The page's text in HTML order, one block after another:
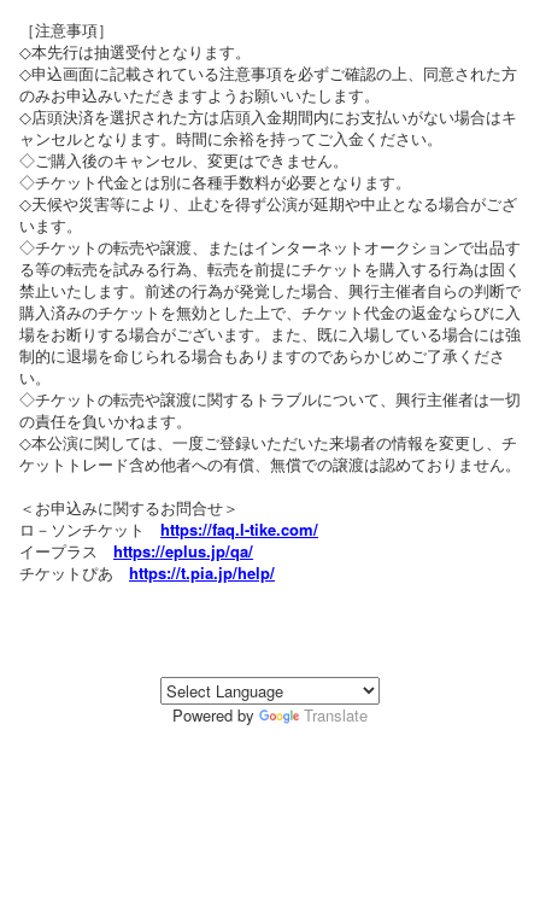
［注意事項］
◇本先行は抽選受付となります。
◇申込画面に記載されている注意事項を必ずご確認の上、同意された方
のみお申込みいただきますようお願いいたします。
◇店頭決済を選択された方は店頭入金期間内にお支払いがない場合はキ
ャンセルとなります。時間に余裕を持ってご入金ください。
◇ご購入後のキャンセル、変更はできません。
◇チケット代金とは別に各種手数料が必要となります。
◇天候や災害等により、止むを得ず公演が延期や中止となる場合がござ
います。
◇チケットの転売や譲渡、またはインターネットオークションで出品す
る等の転売を試みる行為、転売を前提にチケットを購入する行為は固く
禁止いたします。前述の行為が発覚した場合、興行主催者自らの判断で
購入済みのチケットを無効とした上で、チケット代金の返金ならびに入
場をお断りする場合がございます。また、既に入場している場合には強
制的に退場を命じられる場合もありますのであらかじめご了承くださ
い。
◇チケットの転売や譲渡に関するトラブルについて、興行主催者は一切
の責任を負いかねます。
◇本公演に関しては、一度ご登録いただいた来場者の情報を変更し、チ
ケットトレード含め他者への有償、無償での譲渡は認めておりません。
＜お申込みに関するお問合せ＞
ロ－ソンチケット https://faq.l-tike.com/
イープラス https://eplus.jp/qa/
チケットぴあ https://t.pia.jp/help/
Powered by Translate